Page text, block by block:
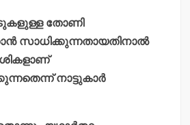
തോണി
സാധിക്കുന്നതായതിനാല്‍
നാട്ടുകാര്‍